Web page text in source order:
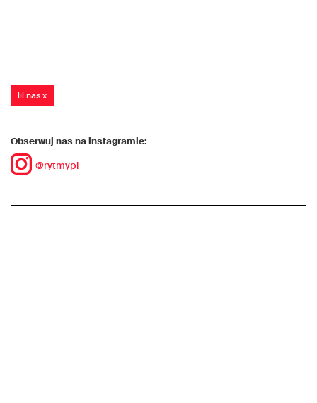
lil nas x
Obserwuj nas na instagramie:
@rytmypl